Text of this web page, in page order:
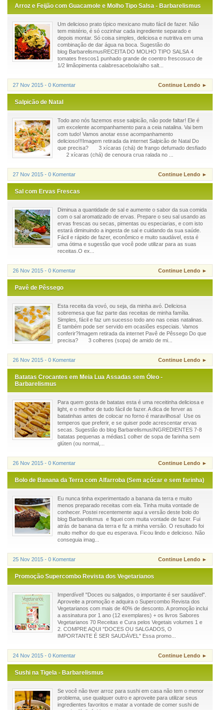
Arroz e Feijão com Guacamole e Molho Tipo Salsa - Barbarelismus
Um delicioso prato típico mexicano muito fácil de fazer. Não
tem mistério, é só cozinhar cada ingrediente separado e
depois montar. Só coisa simples, deliciosa e nutritiva em uma
combinação de dar água na boca. Sugestão do
blog BarbarelismusRECEITA DO MOLHO TIPO SALSA 4
tomates frescos1 punhado grande de coentro frescosuco de
1/2 limãopimenta calabresacebola/alho salt...
27 Nov 2015 - 0 Komentar Continue Lendo ►
Salpicão de Natal
Todo ano nós fazemos esse salpicão, não pode faltar! Ele é
um excelente acompanhamento para a ceia natalina. Vai bem
com tudo! Vamos anotar esse acompanhamento
delicioso!!!Imagem retirada da internet Salpicão de Natal Do
que precisa? 3 xícaras (chá) de frango defumado desfiado
2 xícaras (chá) de cenoura crua ralada no ...
27 Nov 2015 - 0 Komentar Continue Lendo ►
Sal com Ervas Frescas
Diminua a quantidade de sal e aumente o sabor da sua comida
com o sal aromatizado de ervas. Prepare o seu sal usando as
ervas frescas ou secas, pimentas ou especiarias, e com isto
estará diminuindo a ingesta de sal e cuidando da sua saúde.
Fácil e rápido de fazer, econômico e muito saudável, esta é
uma ótima e sugestão que você pode utilizar para as suas
receitas.O ex...
26 Nov 2015 - 0 Komentar Continue Lendo ►
Pavê de Pêssego
Esta receita da vovó, ou seja, da minha avó. Deliciosa
sobremesa que faz parte das receitas de minha família.
Simples, fácil e faz um sucesso todo ano nas ceias natalinas.
E também pode ser servido em ocasiões especiais. Vamos
conferir?Imagem retirada da internet Pavê de Pêssego Do que
precisa? 3 colheres (sopa) de amido de mi...
26 Nov 2015 - 0 Komentar Continue Lendo ►
Batatas Crocantes em Meia Lua Assadas sem Óleo -
Barbarelismus
Para quem gosta de batatas esta é uma receitinha deliciosa e
light, e o melhor de tudo fácil de fazer. A dica de ferver as
batatinhas antes de colocar no forno é maravilhosa! Use os
temperos que preferir, e se quiser pode acrescentar ervas
secas. Sugestão do blog BarbarelismusINGREDIENTES 7-8
batatas pequenas a médias1 colher de sopa de farinha sem
glúten (ou normal,...
26 Nov 2015 - 0 Komentar Continue Lendo ►
Bolo de Banana da Terra com Alfarroba (Sem açúcar e sem farinha)
Eu nunca tinha experimentado a banana da terra e muito
menos preparado receitas com ela. Tinha muita vontade de
conhecer. Postei recentemente aqui a versão deste bolo do
blog Barbarelismus e fiquei com muita vontade de fazer. Fui
atrás de banana da terra e fiz a minha versão. O resultado foi
muito melhor do que eu esperava. Ficou lindo e delicioso. Não
conseguia imag...
25 Nov 2015 - 0 Komentar Continue Lendo ►
Promoção Supercombo Revista dos Vegetarianos
Imperdível! "Doces ou salgados, o importante é ser saudável".
Aproveite a promoção e adquira o Supercombo Revista dos
Vegetarianos com mais de 40% de desconto. A promoção inclui
a assinatura por 1 ano (12 exemplares) + os livros Sabores
Vegetarianos 70 Receitas e Cura pelos Vegetais volumes 1 e
2. COMPRE AQUI "DOCES OU SALGADOS, O
IMPORTANTE É SER SAUDÁVEL" Essa promo...
24 Nov 2015 - 0 Komentar Continue Lendo ►
Sushi na Tigela - Barbarelismus
Se você não tiver arroz para sushi em casa não tem o menor
problema, use qualquer outro e aproveite para utilizar seus
ingredientes favoritos e matar a vontade de comer sushi de